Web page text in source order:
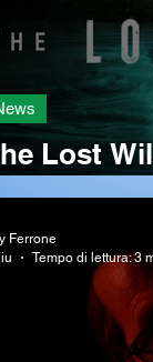
Lost
Ferrone
Tempo di lettura: 3